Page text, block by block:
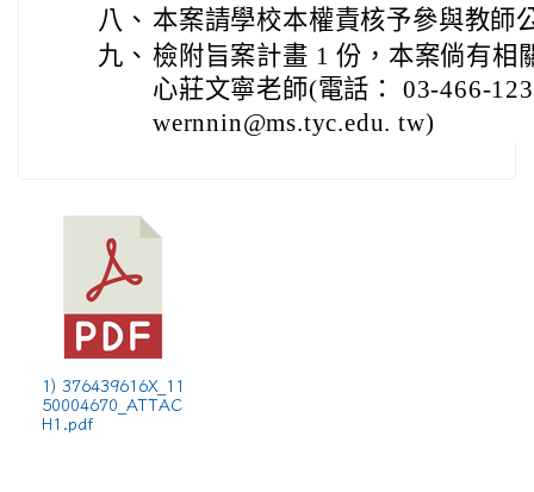
八、 本案請學校本權責核予參與教師
九、 檢附旨案計畫 1 份，本案倘有相
心莊文寧老師(電話： 03-466-
wernnin@ms.tyc.edu. tw)
1) 376439616X_11
50004670_ATTAC
H1.pdf